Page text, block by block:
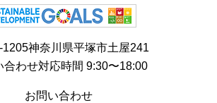
1205神奈川県平塚市土屋241
合わせ対応時間 9:30〜18:00
お問い合わせ